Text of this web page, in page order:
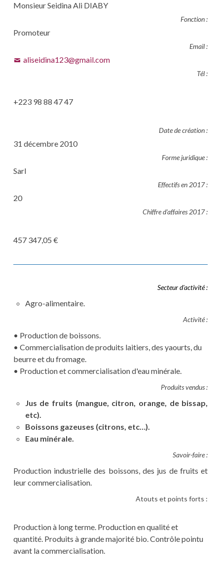
Monsieur Seidina Ali DIABY
Fonction :
Promoteur
Email :
aliseidina123@gmail.com
Tél :
+223 98 88 47 47
Date de création :
31 décembre 2010
Forme juridique :
Sarl
Effectifs en 2017 :
20
Chiffre d'affaires 2017 :
457 347,05 €
Secteur d'activité :
Agro-alimentaire.
Activité :
• Production de boissons.
• Commercialisation de produits laitiers, des yaourts, du
beurre et du fromage.
• Production et commercialisation d'eau minérale.
Produits vendus :
Jus de fruits (mangue, citron, orange, de bissap,
etc).
Boissons gazeuses (citrons, etc…).
Eau minérale.
Savoir-faire :
Production industrielle des boissons, des jus de fruits et
leur commercialisation.
Atouts et points forts :
Production à long terme. Production en qualité et
quantité. Produits à grande majorité bio. Contrôle pointu
avant la commercialisation.